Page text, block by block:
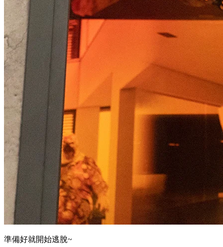
準備好就開始逃脫~